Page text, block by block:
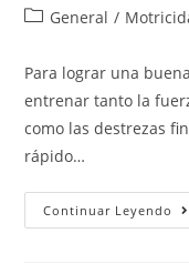
General /
Para lograr una
entrenar tanto la
como las destrezas
rápido…
Continuar Leyendo